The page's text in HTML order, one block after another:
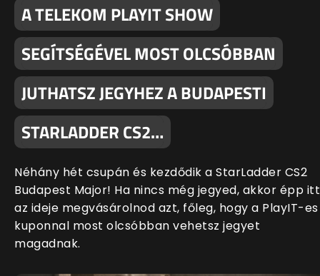
A TELEKOM PLAYIT SHOW
SEGÍTSÉGÉVEL MOST OLCSÓBBAN
JUTHATSZ JEGYHEZ A BUDAPESTI
STARLADDER CS2…
Néhány hét csupán és kezdődik a StarLadder CS2
Budapest Major! Ha nincs még jegyed, akkor épp itt
az ideje megvásárolnod azt, főleg, hogy a PlayIT-es
kuponnal most olcsóbban vehetsz jegyet
magadnak.